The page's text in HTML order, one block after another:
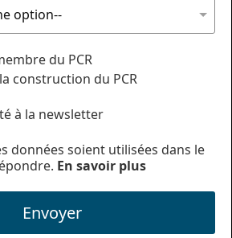
du PCR
construction du PCR
à la newsletter
données soient utilisées dans le
En savoir plus
Envoyer